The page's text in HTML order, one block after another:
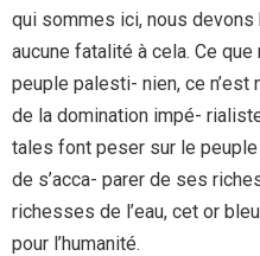
qui sommes ici, nous devons
aucune fatalité à cela. Ce
peuple palesti- nien, ce
de la domination impé-
tales font peser sur le
de s’acca- parer de ses
richesses de l’eau, cet or
pour l’humanité.